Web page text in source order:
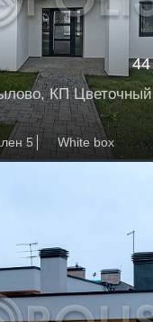
КП
5 White box